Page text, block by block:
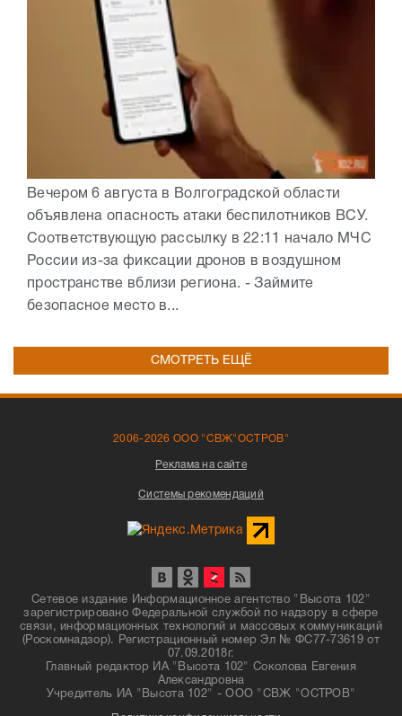
Вечером 6 августа в Волгоградской области
объявлена опасность атаки беспилотников ВСУ.
Соответствующую рассылку в 22:11 начало МЧС
России из-за фиксации дронов в воздушном
пространстве вблизи региона. - Займите
безопасное место в...
СМОТРЕТЬ ЕЩЁ
2006-2026 ООО "СВЖ"ОСТРОВ"
Реклама на сайте
Системы рекомендаций
Сетевое издание Информационное агентство "Высота 102"
зарегистрировано Федеральной службой по надзору в сфере
связи, информационных технологий и массовых коммуникаций
(Роскомнадзор). Регистрационный номер Эл № ФС77-73619 от
07.09.2018г.
Главный редактор ИА "Высота 102" Соколова Евгения
Александровна
Учредитель ИА "Высота 102" - ООО "СВЖ "ОСТРОВ"